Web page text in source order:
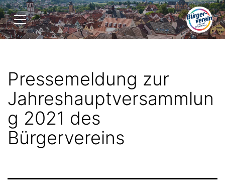
Zum
Inhalt
springen
Bürgerverein
Lohr
und
e.V.Pressemeldung zur
Jahreshauptversammlun
g 2021 des
Bürgervereins